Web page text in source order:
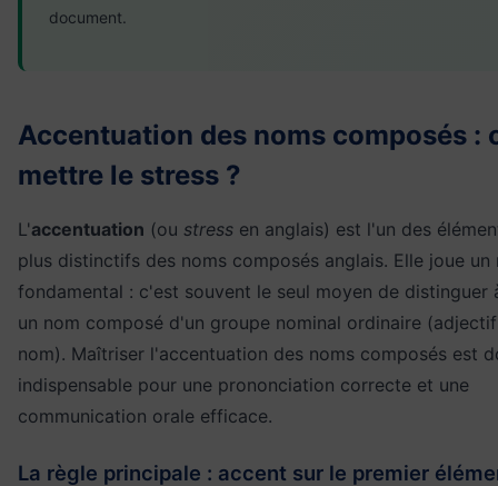
document.
Accentuation des noms composés :
mettre le stress ?
L'accentuation (ou stress en anglais) est l'un des
plus distinctifs des noms composés anglais. Elle joue un
fondamental : c'est souvent le seul moyen de distinguer
un nom composé d'un groupe nominal ordinaire
nom). Maîtriser l'accentuation des noms composés est
indispensable pour une prononciation correcte et une
communication orale efficace.
La règle principale : accent sur le premier